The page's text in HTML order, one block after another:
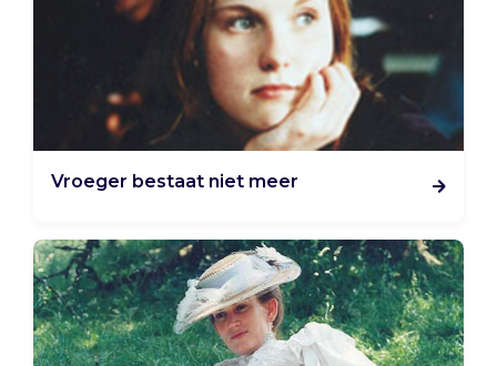
Vroeger bestaat niet meer